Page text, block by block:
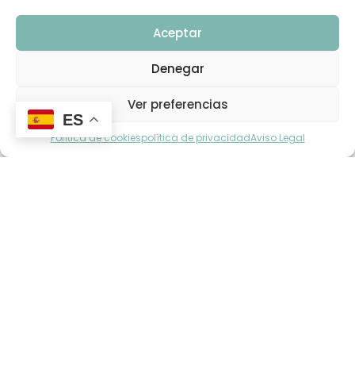
Aceptar
Denegar
Ver preferencias
Política de cookiespolítica de privacidadAviso Legal
ES